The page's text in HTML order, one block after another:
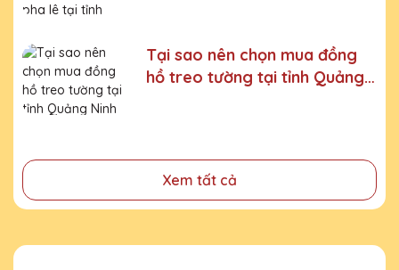
- Vinh danh cá nhân, tập thể đạt thành tích xuất sắc
- Tặng phẩm chứng nhận cho những nỗ lực, cố gắng của
cá nhân, tập thể
- Tri ân, thay lời cảm ơn gửi đến những cá nhân, tổ chức
đã cống hiến, đóng góp cho doanh nghiệp, cho cộng
Tại sao nên chọn mua đồng
hồ treo tường tại tỉnh Quảng
Xem tất cả